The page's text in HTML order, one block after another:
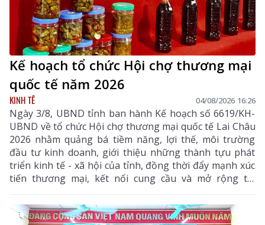
Kế hoạch tổ chức Hội chợ thương mại
quốc tế năm 2026
KINH TẾ 04/08/2026 16:26
Ngày 3/8, UBND tỉnh ban hành Kế hoạch số 6619/KH-
UBND về tổ chức Hội chợ thương mại quốc tế Lai Châu
2026 nhằm quảng bá tiềm năng, lợi thế, môi trường
đầu tư kinh doanh, giới thiệu những thành tựu phát
triển kinh tế - xã hội của tỉnh, đồng thời đẩy mạnh xúc
tiến thương mại, kết nối cung cầu và mở rộng thị
trường tiêu thụ cho các sản phẩm đặc hữu, sản phẩm
OCOP và các mặt hàng có tiềm năng xuất khẩu của địa
phương.